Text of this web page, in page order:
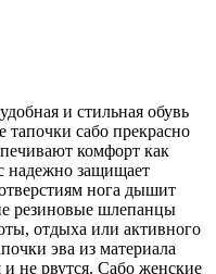
и стильная обувь
сабо прекрасно
комфорт как
надежно защищает
нога дышит
резиновые шлепанцы
отдыха или активного
эва из материала
не рвутся. Сабо женские